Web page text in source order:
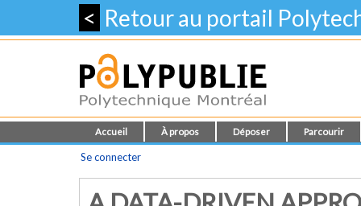
< Retour au portail
Accueil À propos Déposer Parcourir
Se connecter